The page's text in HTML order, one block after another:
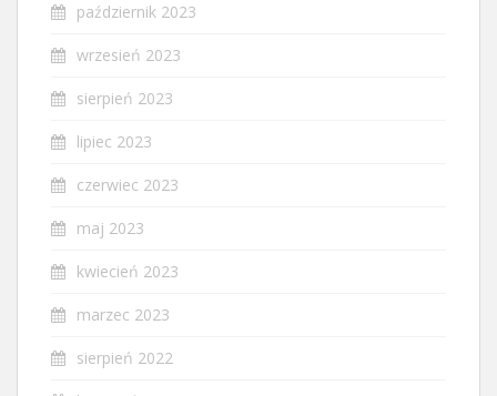
październik 2023
wrzesień 2023
sierpień 2023
lipiec 2023
czerwiec 2023
maj 2023
kwiecień 2023
marzec 2023
sierpień 2022